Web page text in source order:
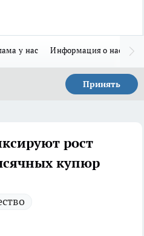
у нас Информация о нас
Принять
рост
купюр